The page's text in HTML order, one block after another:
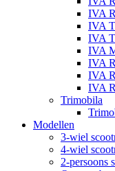
IVA
IVA
IVA
IVA
IVA
IVA
IVA
Trimobila
Modellen
3-wiel
4-wiel
2-persoons